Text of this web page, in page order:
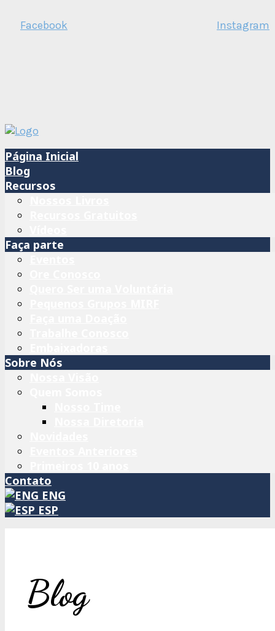
Facebook Instagram
Página Inicial
Blog
Recursos
Faça parte
Sobre Nós
Contato
ENG
ESP
Blog